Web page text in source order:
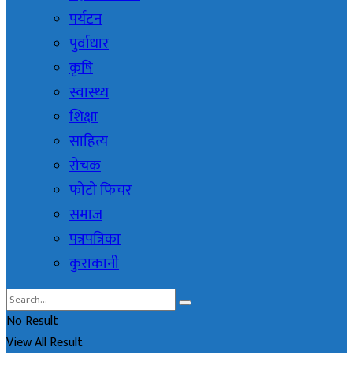
पर्यटन
पुर्वाधार
कृषि
स्वास्थ्य
शिक्षा
साहित्य
रोचक
फोटो फिचर
समाज
पत्रपत्रिका
कुराकानी
No Result
View All Result